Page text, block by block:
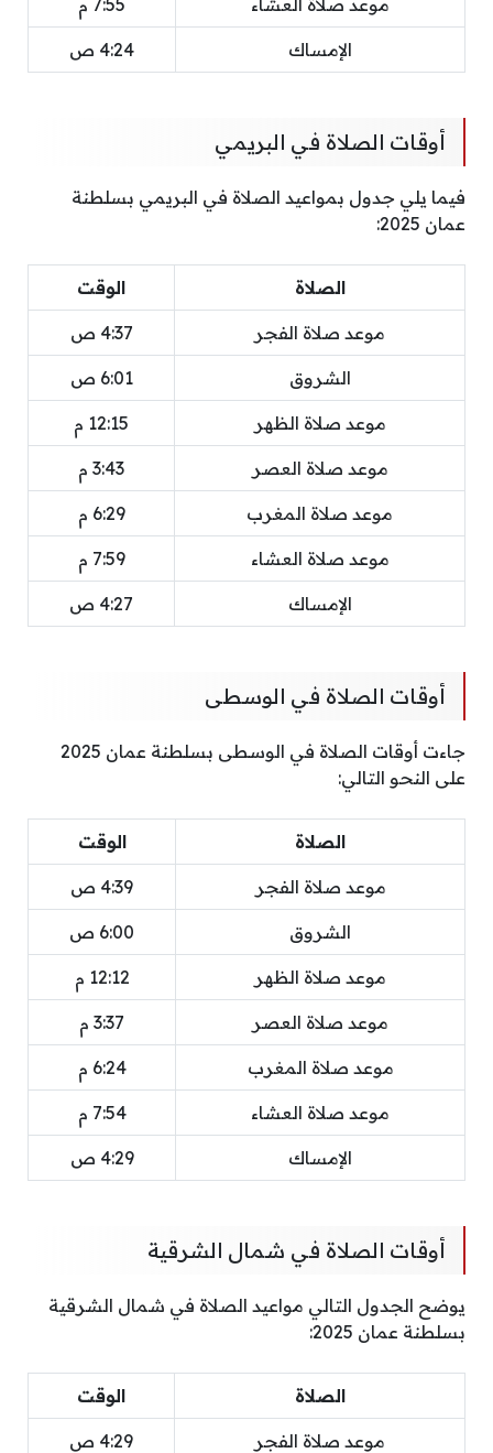
الإمساك 4:24 ص
أوقات الصلاة في البريمي
فيما يلي جدول بمواعيد الصلاة في البريمي بسلطنة
عمان 2025:
الصلاة الوقت
موعد صلاة الفجر 4:37 ص
الشروق 6:01 ص
موعد صلاة الظهر 12:15 م
موعد صلاة العصر 3:43 م
موعد صلاة المغرب 6:29 م
موعد صلاة العشاء 7:59 م
الإمساك 4:27 ص
أوقات الصلاة في الوسطى
جاءت أوقات الصلاة في الوسطى بسلطنة عمان 2025
على النحو التالي:
الصلاة الوقت
موعد صلاة الفجر 4:39 ص
الشروق 6:00 ص
موعد صلاة الظهر 12:12 م
موعد صلاة العصر 3:37 م
موعد صلاة المغرب 6:24 م
موعد صلاة العشاء 7:54 م
الإمساك 4:29 ص
أوقات الصلاة في شمال الشرقية
يوضح الجدول التالي مواعيد الصلاة في شمال الشرقية
بسلطنة عمان 2025:
الصلاة الوقت
موعد صلاة الفجر 4:29 ص